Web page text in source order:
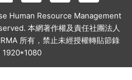
Human Resource Management
本網著作權及責任社團法人
所有，禁止未經授權轉貼節錄
1920*1080